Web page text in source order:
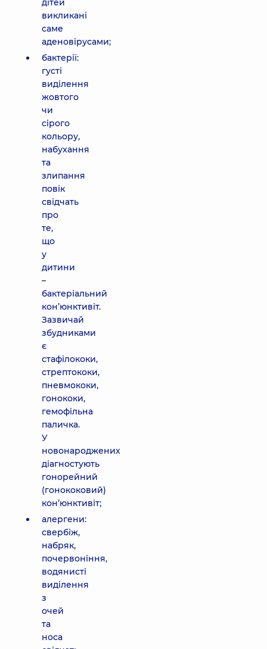
дітей
викликані
саме
аденовірусами;
бактерії:
густі
виділення
жовтого
чи
сірого
кольору,
набухання
та
злипання
повік
свідчать
про
те,
що
у
дитини
–
бактеріальний
кон’юнктивіт.
Зазвичай
збудниками
є
стафілококи,
стрептококи,
пневмококи,
гонококи,
гемофільна
паличка.
У
новонароджених
діагностують
гонорейний
(гонококовий)
кон’юнктивіт;
алергени:
свербіж,
набряк,
почервоніння,
водянисті
виділення
з
очей
та
носа